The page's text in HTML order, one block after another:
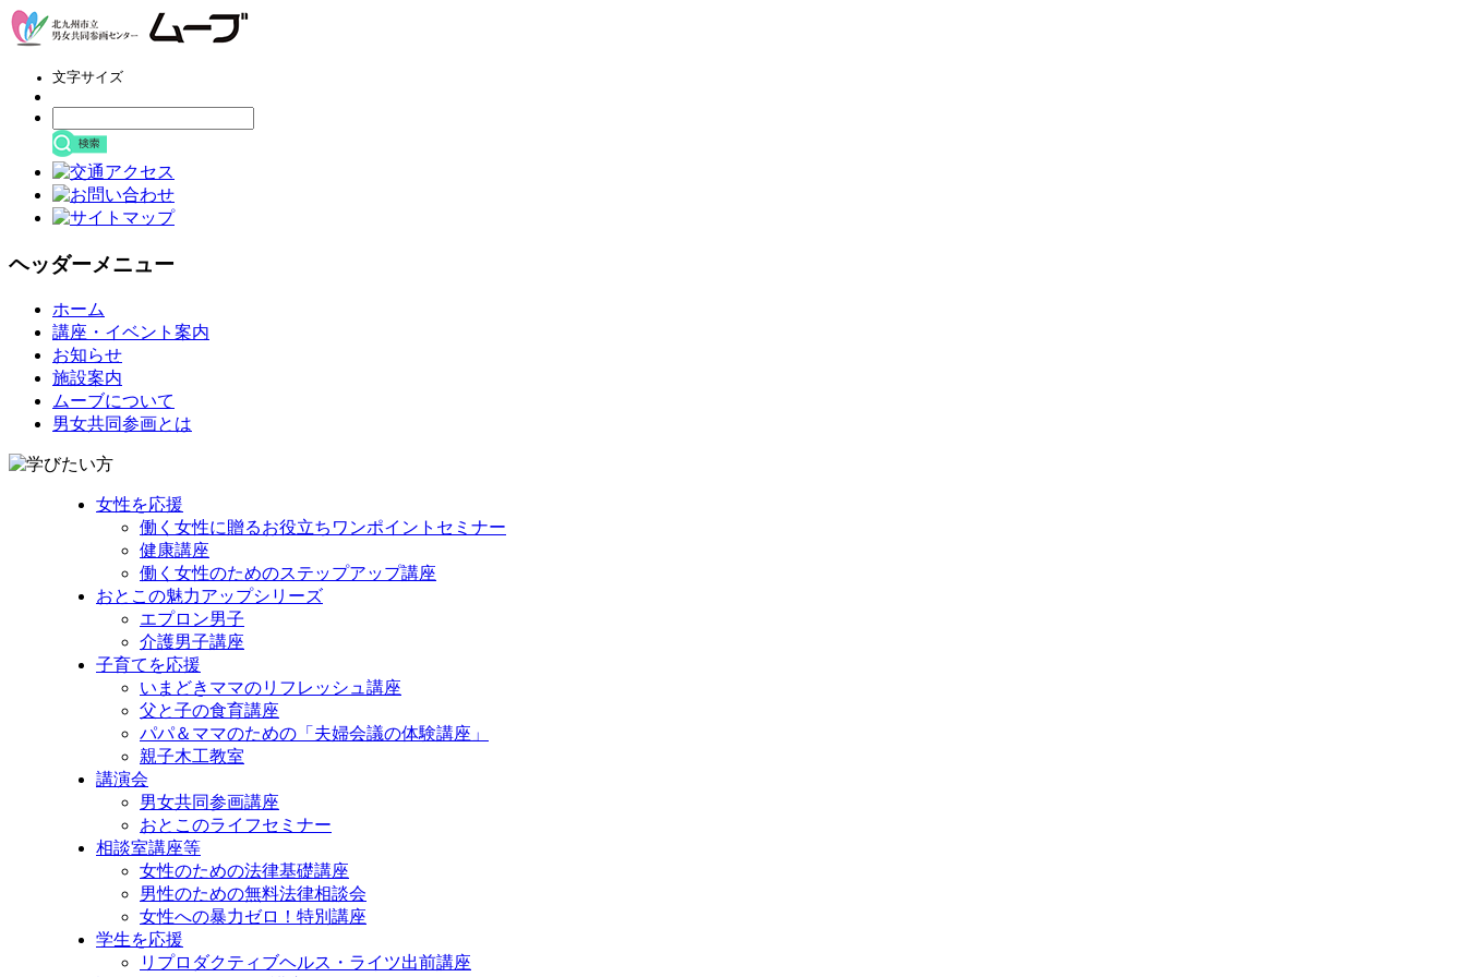
文字サイズ
ヘッダーメニュー
キ
ホーム
講座・イベント案内
お知らせ
施設案内
ムーブについて
男女共同参画とは
女性を応援
働く女性に贈るお役立ちワンポイントセミナー
健康講座
働く女性のためのステップアップ講座
おとこの魅力アップシリーズ
エプロン男子
介護男子講座
子育てを応援
いまどきママのリフレッシュ講座
父と子の食育講座
パパ＆ママのための「夫婦会議の体験講座」
親子木工教室
講演会
男女共同参画講座
おとこのライフセミナー
相談室講座等
女性のための法律基礎講座
男性のための無料法律相談会
女性への暴力ゼロ！特別講座
学生を応援
リプロダクティブヘルス・ライツ出前講座